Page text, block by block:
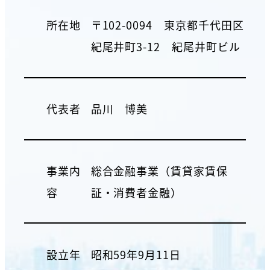
所在地
〒102-0094 東京都千代田区
紀尾井町3-12 紀尾井町ビル
代表者 品川 博美
事業内
容
総合金融事業（賃貸家賃保
証・消費者金融）
設立年
昭和59年9月11日